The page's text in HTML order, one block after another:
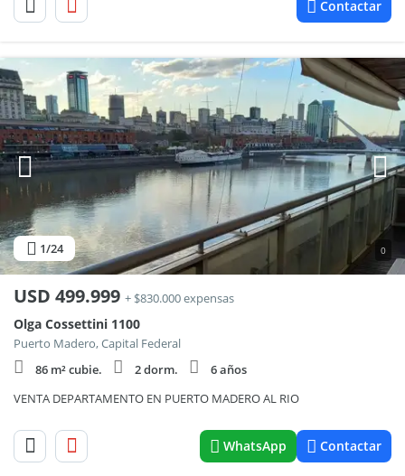
Contactar
1/24 0
USD 499.999 + $830.000 expensas
Olga Cossettini 1100
Puerto Madero, Capital Federal
86 m² cubie.
2 dorm.
6 años
VENTA DEPARTAMENTO EN PUERTO MADERO AL RIO
WhatsApp Contactar